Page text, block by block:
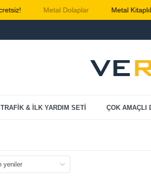
Metal Dolaplar Metal Kitaplık Tüm
TRAFİK & İLK YARDIM SETİ ÇOK AMAÇLI